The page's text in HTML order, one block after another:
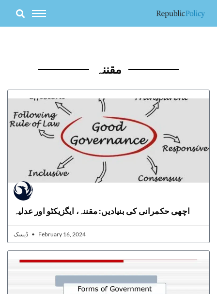
content
مقننہ
اچھی حکمرانی کی بنیادیں: مقننہ، ایگزیکٹو اور عدلیہ
February 16, 2024